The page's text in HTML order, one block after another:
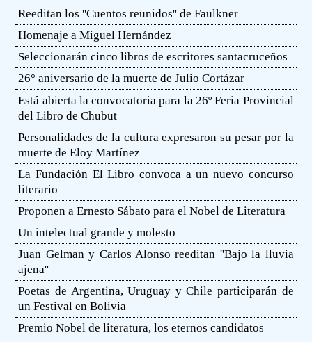
Reeditan los ''Cuentos reunidos'' de Faulkner
Homenaje a Miguel Hernández
Seleccionarán cinco libros de escritores santacruceños
26° aniversario de la muerte de Julio Cortázar
Está abierta la convocatoria para la 26º Feria Provincial
del Libro de Chubut
Personalidades de la cultura expresaron su pesar por la
muerte de Eloy Martínez
La Fundación El Libro convoca a un nuevo concurso
literario
Proponen a Ernesto Sábato para el Nobel de Literatura
Un intelectual grande y molesto
Juan Gelman y Carlos Alonso reeditan ''Bajo la lluvia
ajena''
Poetas de Argentina, Uruguay y Chile participarán de
un Festival en Bolivia
Premio Nobel de literatura, los eternos candidatos